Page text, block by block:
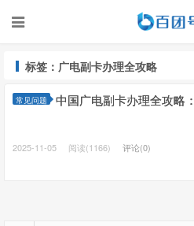
标签：广电副卡办理全攻略
常见问题 中国广电副卡办理全攻略
2025-11-05 阅读(1166) 评论(0)